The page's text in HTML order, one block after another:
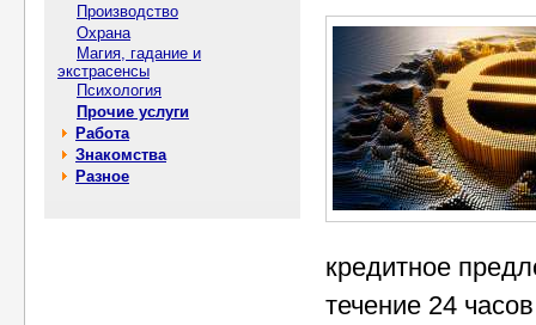
Производство
Охрана
Магия, гадание и
экстрасенсы
Психология
Прочие услуги
Работа
Знакомства
Разное
кредитное
течение 24